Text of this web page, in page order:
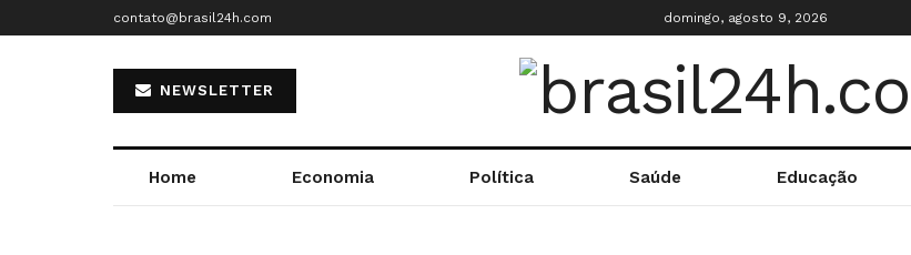
contato@brasil24h.com domingo, agosto 9, 2026
NEWSLETTER
Home Economia Política Saúde Educação